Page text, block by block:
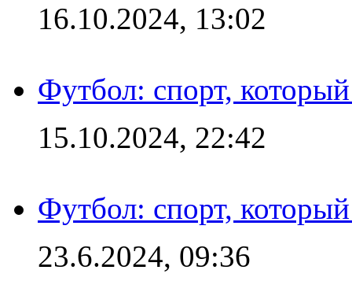
16.10.2024, 13:02
Футбол: спорт,
15.10.2024, 22:42
Футбол: спорт,
23.6.2024, 09:36